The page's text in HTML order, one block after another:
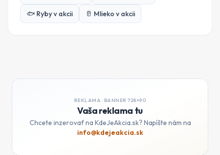
🐟 Rybyv akcii 🥛 Mlieko v akcii
REKLAMA · BANNER 728×90
Vaša reklama tu
Chcete inzerovať na KdeJeAkcia.sk? Napíšte nám na
info@kdejeakcia.sk